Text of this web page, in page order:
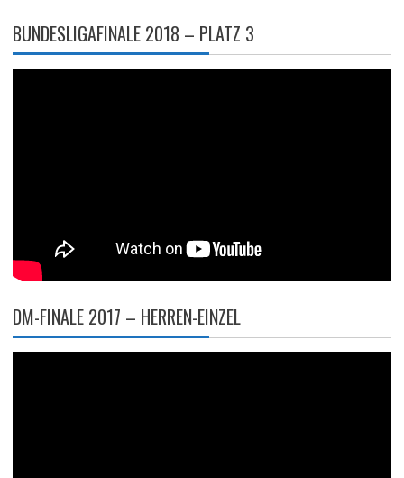
BUNDESLIGAFINALE 2018 – PLATZ 3
DM-FINALE 2017 – HERREN-EINZEL